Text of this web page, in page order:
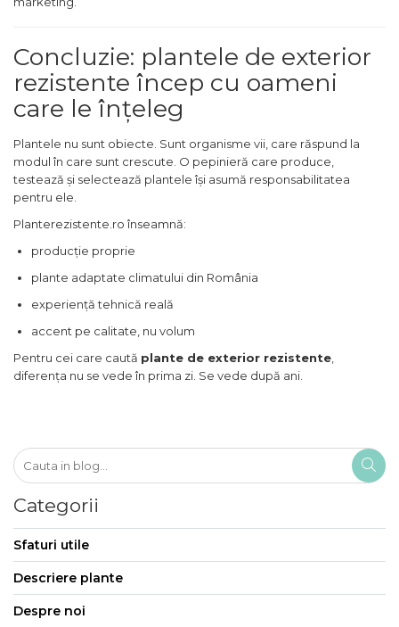
Concluzie: plantele de exterior
rezistente încep cu oameni
care le înțeleg
Plantele nu sunt obiecte. Sunt organisme vii, care răspund la
modul în care sunt crescute. O pepinieră care produce,
testează și selectează plantele își asumă responsabilitatea
pentru ele.
Planterezistente.ro înseamnă:
producție proprie
plante adaptate climatului din România
experiență tehnică reală
accent pe calitate, nu volum
Pentru cei care caută plante de exterior rezistente
diferența nu se vede în prima zi. Se vede după ani.
Categorii
Sfaturi utile
Descriere plante
Despre noi